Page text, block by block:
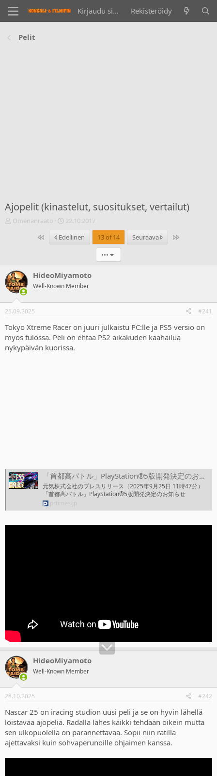
Kirjaudu sisään Rekisteröidy
Pelit
Ajopelit (kinastelut, suositukset, vertailut)
V
k
e
t
u
n
a
o
i
Omenanraato
A
o
i
s
p
ä
ä
m
ä
r
22.10.2017
Ensimmäinen
Edellinen 13 of 14 Seuraava Last
•••
HideoMiyamoto
Well-Known Member
25.09.2025 #241
Tokyo Xtreme Racer on juuri julkaistu PC:lle ja PS5 versio on
myös tulossa. Peli on ehtaa PS2 aikakuden kaahailua
nykypäivän kuorissa.
「首都高バトル」PlayStation®5版開発決定のお知らせ
元気株式会社のプレスリリース（2025年9月25日 11時47分）
「首都高バトル」PlayStation®5版開発決定のお知らせ
HideoMiyamoto
Well-Known Member
28.10.2025 #242
Nascar 25 on iracing studion uusi peli ja se on hyvin lähellä
loistavaa ajopeliä. Radalla lähes kaikki tehdään oikein mutta
sen ulkopuolella on parannettavaa. Sopii niin ratilla
ajettavaksi kuin sohvaperunoille ohjaimen kanssa.